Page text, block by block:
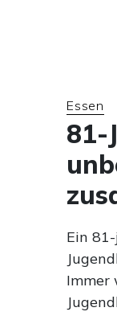
Essen
81-
Ein
Immer